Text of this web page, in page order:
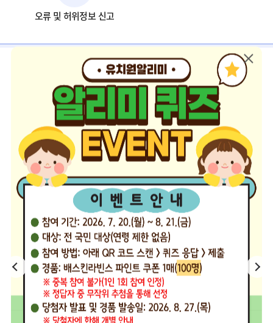
오류 및 허위정보 신고
테마로 이루어진 공시정보 지표로
더 편리하고 쉽게 원하는 유치원을 찾아보세요.
맞벌이 부부
#방과후 과정
교사 자격
#수석교사